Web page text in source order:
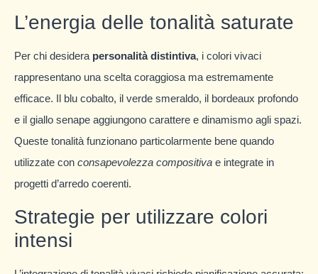
L’energia delle tonalità saturate
Per chi desidera personalità distintiva, i colori vivaci
rappresentano una scelta coraggiosa ma estremamente
efficace. Il blu cobalto, il verde smeraldo, il bordeaux profondo
e il giallo senape aggiungono carattere e dinamismo agli spazi.
Queste tonalità funzionano particolarmente bene quando
utilizzate con consapevolezza compositiva e integrate in
progetti d’arredo coerenti.
Strategie per utilizzare colori
intensi